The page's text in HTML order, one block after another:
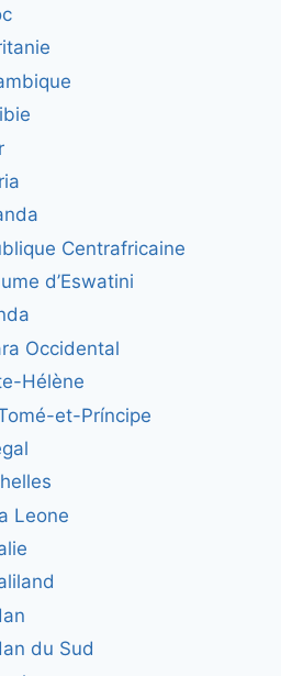
Centrafricaine
d’Eswatini
Occidental
Hélène
et-Príncipe
Leone
du Sud